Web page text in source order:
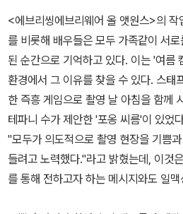
<에브리씽에브리웨어 올 앳원스>의
를 비롯해 배우들은 모두 가족같이 서
된 순간으로 기억하고 있다. 이는 '여름
환경에서 그 이유를 찾을 수 있다. 스태
한 즉흥 게임으로 촬영 날 아침을 함께
테파니 수가 제안한 '포옹 씨름'이 있었
"모두가 의도적으로 촬영 현장을 기쁨
들려고 노력했다."라고 밝혔는데, 이것
를 통해 전하고자 하는 메시지와도 일맥